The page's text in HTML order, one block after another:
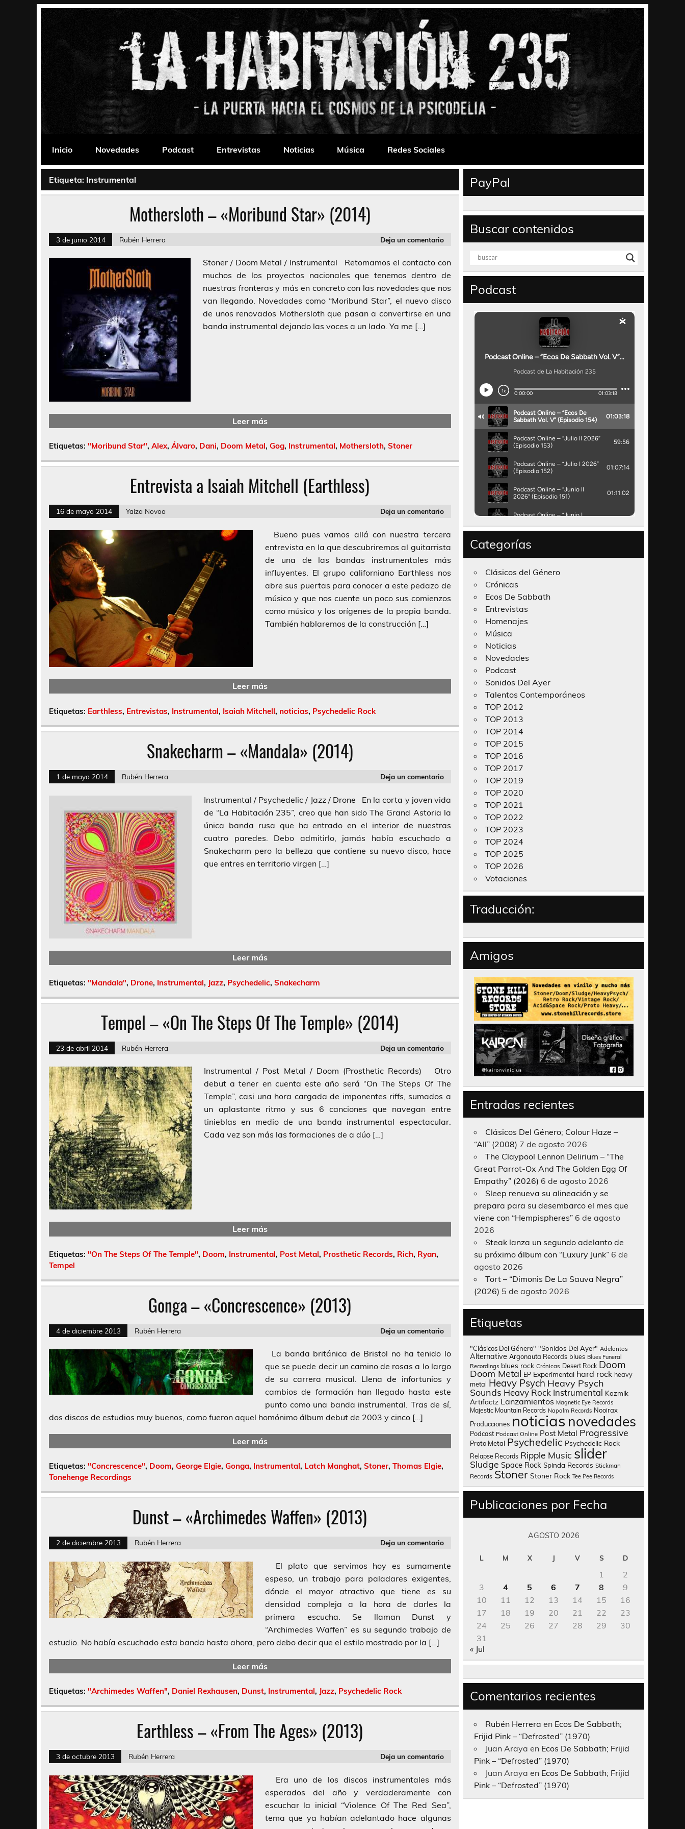
La Habitación 235
Inicio
Novedades Podcast Entrevistas Noticias Música Redes Sociales
Etiqueta: Instrumental
Mothersloth – «Moribund Star» (2014)
3 de junio 2014 Rubén Herrera Deja un comentario
Stoner / Doom Metal / Instrumental Retomamos el contacto con
muchos de los proyectos nacionales que tenemos dentro de
nuestras fronteras y más en concreto con las novedades que nos
van llegando. Novedades como “Moribund Star”, el nuevo disco
de unos renovados Mothersloth que pasan a convertirse en una
banda instrumental dejando las voces a un lado. Ya me […]
Leer más
Etiquetas: "Moribund Star", Alex, Álvaro, Dani, Doom Metal, Gog, Instrumental, Mothersloth, Stoner
Entrevista a Isaiah Mitchell (Earthless)
16 de mayo 2014 Yaiza Novoa Deja un comentario
Bueno pues vamos allá con nuestra tercera
entrevista en la que descubriremos al guitarrista
de una de las bandas instrumentales más
influyentes. El grupo californiano Earthless nos
abre sus puertas para conocer a este pedazo de
músico y que nos cuente un poco sus comienzos
como músico y los orígenes de la propia banda.
También hablaremos de la construcción […]
Leer más
Etiquetas: Earthless, Entrevistas, Instrumental, Isaiah Mitchell, noticias, Psychedelic Rock
Snakecharm – «Mandala» (2014)
1 de mayo 2014 Rubén Herrera Deja un comentario
Instrumental / Psychedelic / Jazz / Drone En la corta y joven vida
de “La Habitación 235”, creo que han sido The Grand Astoria la
única banda rusa que ha entrado en el interior de nuestras
cuatro paredes. Debo admitirlo, jamás había escuchado a
Snakecharm pero la belleza que contiene su nuevo disco, hace
que entres en territorio virgen […]
Leer más
Etiquetas: "Mandala", Drone, Instrumental, Jazz, Psychedelic, Snakecharm
Tempel – «On The Steps Of The Temple» (2014)
23 de abril 2014 Rubén Herrera Deja un comentario
Instrumental / Post Metal / Doom (Prosthetic Records) Otro
debut a tener en cuenta este año será “On The Steps Of The
Temple”, casi una hora cargada de imponentes riffs, sumados a
un aplastante ritmo y sus 6 canciones que navegan entre
tinieblas en medio de una banda instrumental espectacular.
Cada vez son más las formaciones de a dúo […]
Leer más
Etiquetas: "On The Steps Of The Temple", Doom, Instrumental, Post Metal, Prosthetic Records, Rich, Ryan,
Tempel
Gonga – «Concrescence» (2013)
4 de diciembre 2013 Rubén Herrera Deja un comentario
La banda británica de Bristol no ha tenido lo
que se puede decir un camino de rosas a lo largo
de su carrera musical. Llena de infortunios y
cambios de formación han llegado hasta este
punto como una banda instrumental. Tras de sí,
dos discos de estudios muy buenos, como fueron aquel homónimo álbum debut de 2003 y cinco […]
Leer más
Etiquetas: "Concrescence", Doom, George Elgie, Gonga, Instrumental, Latch Manghat, Stoner, Thomas Elgie,
Tonehenge Recordings
Dunst – «Archimedes Waffen» (2013)
2 de diciembre 2013 Rubén Herrera Deja un comentario
El plato que servimos hoy es sumamente
espeso, un trabajo para paladares exigentes,
dónde el mayor atractivo que tiene es su
densidad compleja a la hora de darles la
primera escucha. Se llaman Dunst y
“Archimedes Waffen” es su segundo trabajo de
estudio. No había escuchado esta banda hasta ahora, pero debo decir que el estilo mostrado por la […]
Leer más
Etiquetas: "Archimedes Waffen", Daniel Rexhausen, Dunst, Instrumental, Jazz, Psychedelic Rock
Earthless – «From The Ages» (2013)
3 de octubre 2013 Rubén Herrera Deja un comentario
Era uno de los discos instrumentales más
esperados del año y verdaderamente con
escuchar la inicial “Violence Of The Red Sea”,
tema que ya habían adelantado hace algunas
PayPal
Buscar contenidos
Podcast
Categorías
Clásicos del Género
Crónicas
Ecos De Sabbath
Entrevistas
Homenajes
Música
Noticias
Novedades
Podcast
Sonidos Del Ayer
Talentos Contemporáneos
TOP 2012
TOP 2013
TOP 2014
TOP 2015
TOP 2016
TOP 2017
TOP 2019
TOP 2020
TOP 2021
TOP 2022
TOP 2023
TOP 2024
TOP 2025
TOP 2026
Votaciones
Traducción:
Amigos
Entradas recientes
Clásicos Del Género; Colour Haze –
“All” (2008) 7 de agosto 2026
The Claypool Lennon Delirium – “The
Great Parrot-Ox And The Golden Egg Of
Empathy” (2026) 6 de agosto 2026
Sleep renueva su alineación y se
prepara para su desembarco el mes que
viene con “Hempispheres” 6 de agosto
2026
Steak lanza un segundo adelanto de
su próximo álbum con “Luxury Junk” 6 de
agosto 2026
Tort – “Dimonis De La Sauva Negra”
(2026) 5 de agosto 2026
Etiquetas
"Clásicos Del Género" "Sonidos Del Ayer" Adelantos
Alternative Argonauta Records blues Blues Funeral
Recordings blues rock Crónicas Desert Rock Doom
Doom Metal EP Experimental hard rock heavy
metal Heavy Psych Heavy Psych
Sounds Heavy Rock Instrumental Kozmik
Artifactz Lanzamientos Magnetic Eye Records
Majestic Mountain Records Napalm Records Nooirax
Producciones noticias novedades
Podcast Podcast Online Post Metal Progressive
Proto Metal Psychedelic Psychedelic Rock
Relapse Records Ripple Music slider
Sludge Space Rock Spinda Records Stickman
Records Stoner Stoner Rock Tee Pee Records
Publicaciones por Fecha
AGOSTO 2026
L M X J V S D
1
2
3
4 5 6 7 8
9
10
11 12 13 14 15
16
17
18 19 20 21 22
23
24
25 26 27 28 29
30
31
« Jul
Comentarios recientes
Rubén Herrera en Ecos De Sabbath;
Frijid Pink – “Defrosted” (1970)
Juan Araya en Ecos De Sabbath; Frijid
Pink – “Defrosted” (1970)
Juan Araya en Ecos De Sabbath; Frijid
Pink – “Defrosted” (1970)